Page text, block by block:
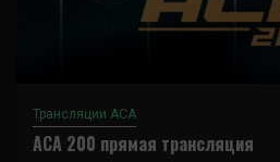
Трансляции ACA
ACA 200 прямая трансляция